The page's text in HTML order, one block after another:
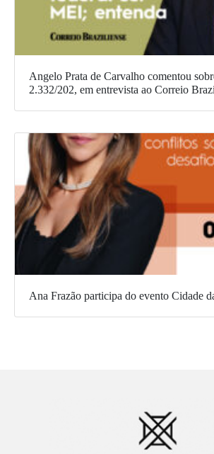
Angelo Prata de Carvalho comentou
2.332/202, em entrevista ao Correio
Ana Frazão participa do evento Cidade